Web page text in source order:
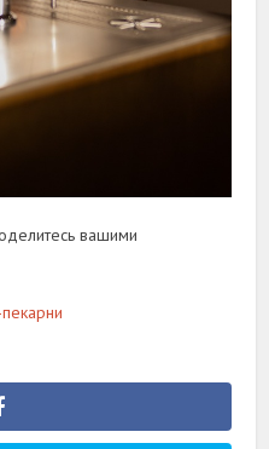
вашими